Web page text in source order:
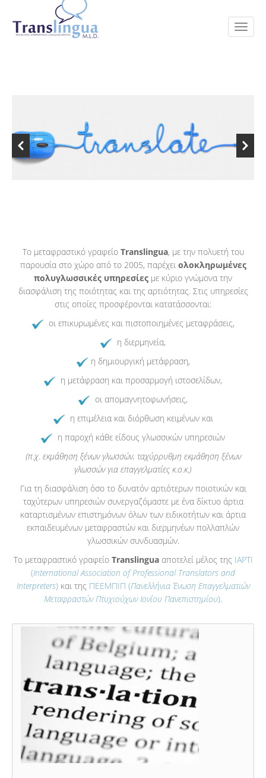
Το μεταφραστικό γραφείο Translingua, με την πολυετή του
παρουσία στο χώρο από το 2005, παρέχει ολοκληρωμένες
πολυγλωσσικές υπηρεσίες με κύριο γνώμονα την
διασφάλιση της ποιότητας και της αρτιότητας. Στις υπηρεσίες
στις οποίες προσφέρονται κατατάσσονται:
οι επικυρωμένες και πιστοποιημένες μεταφράσεις,
η διερμηνεία,
η δημιουργική μετάφραση,
η μετάφραση και προσαρμογή ιστοσελίδων,
οι απομαγνητοφωνήσεις,
η επιμέλεια και διόρθωση κειμένων και
η παροχή κάθε είδους γλωσσικών υπηρεσιών
(π.χ. εκμάθηση ξένων γλωσσών, ταχύρρυθμη εκμάθηση ξένων
γλωσσών για επαγγελματίες κ.ο.κ.)
Για τη διασφάλιση όσο το δυνατόν αρτιότερων ποιοτικών και
ταχύτερων υπηρεσιών συνεργαζόμαστε με ένα δίκτυο άρτια
καταρτισμένων επιστημόνων όλων των ειδικοτήτων και άρτια
εκπαιδευμένων μεταφραστών και διερμηνέων πολλαπλών
γλωσσικών συνδυασμών.
Το μεταφραστικό γραφείο Translinguaαποτελεί μέλος της IAPTI
(International Association of Professional Translators and
Interpreters)και της ΠΕΕΜΠΙΠ (Πανελλήνια Ένωση Επαγγελματιών
Μεταφραστών Πτυχιούχων Ιονίου Πανεπιστημίου).